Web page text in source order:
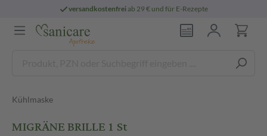
versandkostenfreiab 29 € und für E-Rezepte
Kühlmaske
MIGRÄNE BRILLE 1 St